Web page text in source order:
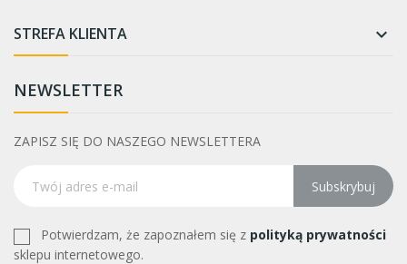
STREFA KLIENTA 
NEWSLETTER
ZAPISZ SIĘ DO NASZEGO NEWSLETTERA
Subskrybuj
Potwierdzam, że zapoznałem się z polityką prywatności
sklepu internetowego.